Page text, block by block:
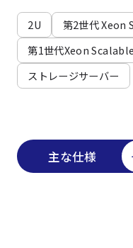
2U
第2世代 Xeon
第1世代Xeon Scalable
ストレージサーバー
主な仕様